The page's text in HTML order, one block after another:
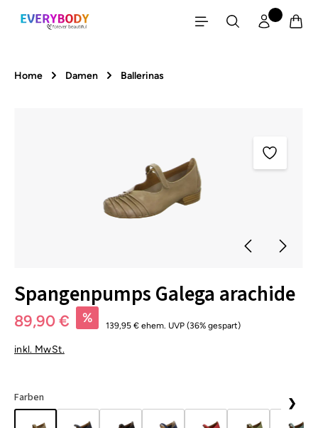
Zum Hauptinhalt springen
Home Damen Ballerinas
Spangenpumps Galega arachide
89,90 € % 139,95 € ehem. UVP (36% gespart)
inkl. MwSt.
Farben ❯